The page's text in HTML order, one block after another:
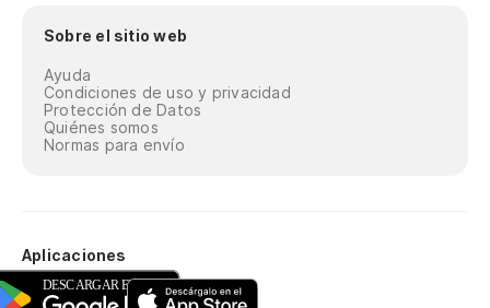
Sobre el sitio web
Ayuda
Condiciones de uso y privacidad
Protección de Datos
Quiénes somos
Normas para envío
Aplicaciones